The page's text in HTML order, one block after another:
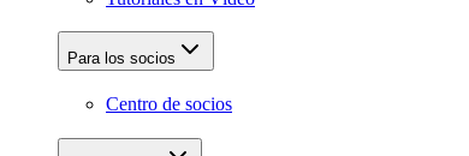
Para los socios
Centro de socios